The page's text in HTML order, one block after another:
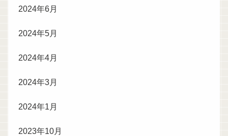
2024年6月
2024年5月
2024年4月
2024年3月
2024年1月
2023年10月